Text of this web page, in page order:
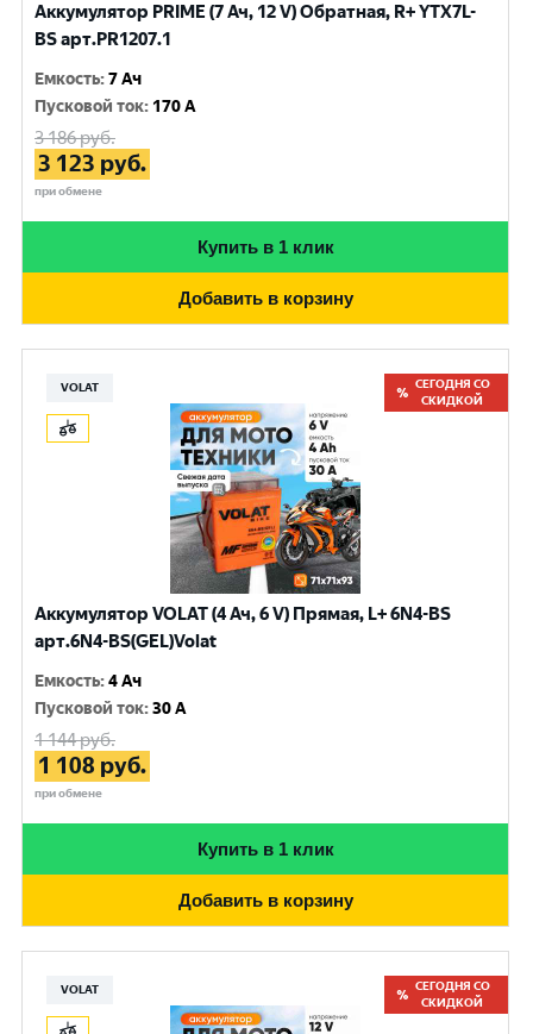
Аккумулятор PRIME (7 Ач, 12 V) Обратная, R+ YTX7L-
BS арт.PR1207.1
Емкость:7 Ач
Пусковой ток: 170 A
3 186руб.
3 123 руб.
при обмене
Купить в 1 клик
Добавить в корзину
VOLAT
СЕГОДНЯ СО
СКИДКОЙ
Аккумулятор VOLAT (4 Ач, 6 V) Прямая, L+ 6N4-BS
арт.6N4-BS(GEL)Volat
Емкость:4 Ач
Пусковой ток:30 A
1 144руб.
1 108 руб.
при обмене
Купить в 1 клик
Добавить в корзину
VOLAT
СЕГОДНЯ СО
СКИДКОЙ